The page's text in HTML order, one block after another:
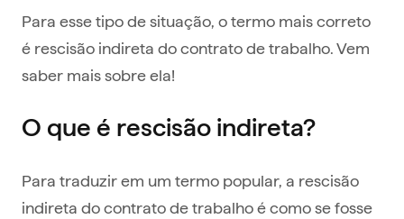
Para esse tipo de situação, o termo mais correto
é rescisão indireta do contrato de trabalho. Vem
saber mais sobre ela!
O que é rescisão indireta?
Para traduzir em um termo popular, a rescisão
indireta do contrato de trabalho é como se fosse